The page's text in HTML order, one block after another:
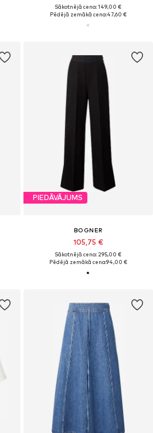
Sākotnējā cena: 149,00 €
Pēdējā zemākā cena:47,60 €
PIEDĀVĀJUMS
BOGNER
105,75 €
Sākotnējā cena: 295,00 €
Pēdējā zemākā cena:94,00 €